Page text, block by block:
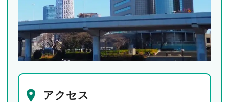
アクセス